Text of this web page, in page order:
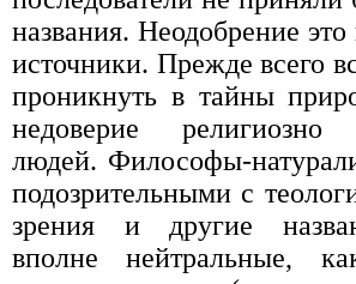
назва­ния. Неодобрение
источники. Преж­де всего
проникнуть в тайны
недоверие религиозно
людей. Философы-
подозри­тельными с
зрения и другие
вполне нейтральные,